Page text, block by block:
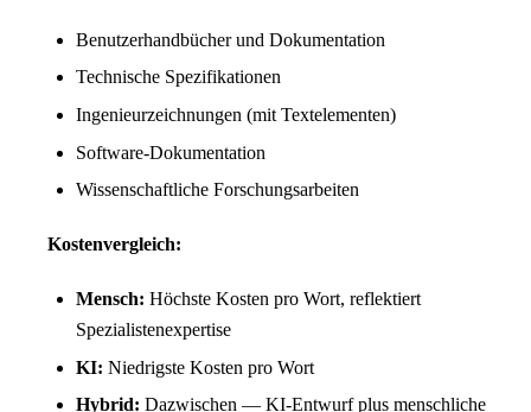
Benutzerhandbücher und Dokumentation
Technische Spezifikationen
Ingenieurzeichnungen (mit Textelementen)
Software-Dokumentation
Wissenschaftliche Forschungsarbeiten
Kostenvergleich:
Mensch: Höchste Kosten pro Wort, reflektiert
Spezialistenexpertise
KI: Niedrigste Kosten pro Wort
Hybrid: Dazwischen — KI-Entwurf plus menschliche